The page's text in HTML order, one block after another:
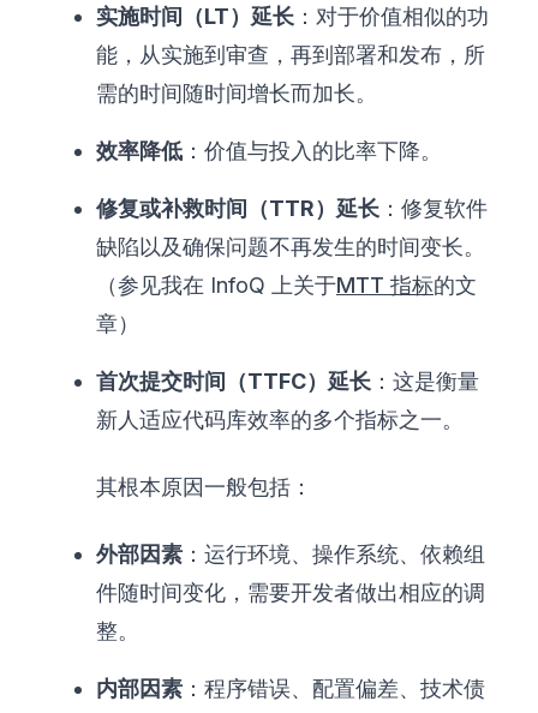
实施时间（LT）延长 ：对于价值相似的功
能，从实施到审查，再到部署和发布，所
需的时间随时间增长而加长。
效率降低 ：价值与投入的比率下降。
修复或补救时间（TTR）延长 ：修复软件
缺陷以及确保问题不再发生的时间变长。
（参见我在 InfoQ 上关于MTT 指标的文
章）
首次提交时间（TTFC）延长 ：这是衡量
新人适应代码库效率的多个指标之一。
其根本原因一般包括：
外部因素 ：运行环境、操作系统、依赖组
件随时间变化，需要开发者做出相应的调
整。
内部因素 ：程序错误、配置偏差、技术债